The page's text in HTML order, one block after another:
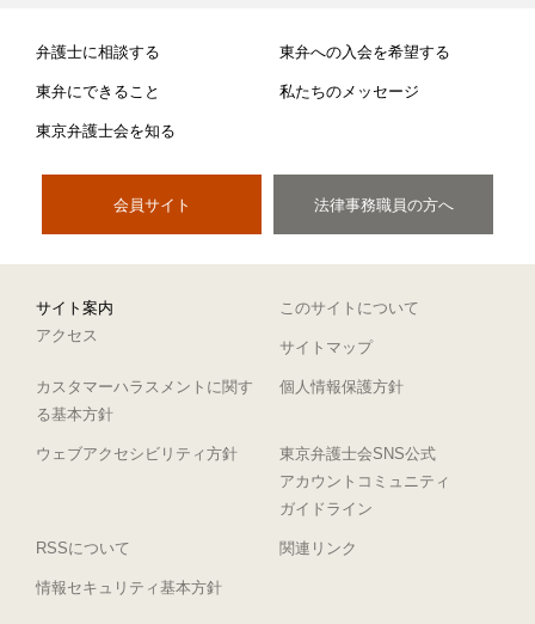
弁護士に相談する 東弁への入会を希望する
東弁にできること 私たちのメッセージ
東京弁護士会を知る
会員サイト 法律事務職員の方へ
サイト案内
このサイトについて
アクセス
サイトマップ
カスタマーハラスメントに関す
る基本方針
個人情報保護方針
ウェブアクセシビリティ方針
東京弁護士会SNS公式
アカウントコミュニティ
ガイドライン
RSSについて 関連リンク
情報セキュリティ基本方針